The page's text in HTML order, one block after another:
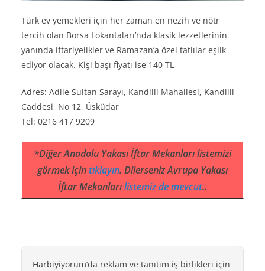
Türk ev yemekleri için her zaman en nezih ve nötr
tercih olan Borsa Lokantaları’nda klasik lezzetlerinin
yanında iftariyelikler ve Ramazan’a özel tatlılar eşlik
ediyor olacak. Kişi başı fiyatı ise 140 TL
Adres: Adile Sultan Sarayı, Kandilli Mahallesi, Kandilli
Caddesi, No 12, Üsküdar
Tel: 0216 417 9209
*Diğer Anadolu Yakası İftar Mekanları listemizi
görmek için tıklayın. Dilerseniz Avrupa Yakası
İftar Mekanlarılistemiz de mevcut..
Harbiyiyorum’da reklam ve tanıtım iş birlikleri için